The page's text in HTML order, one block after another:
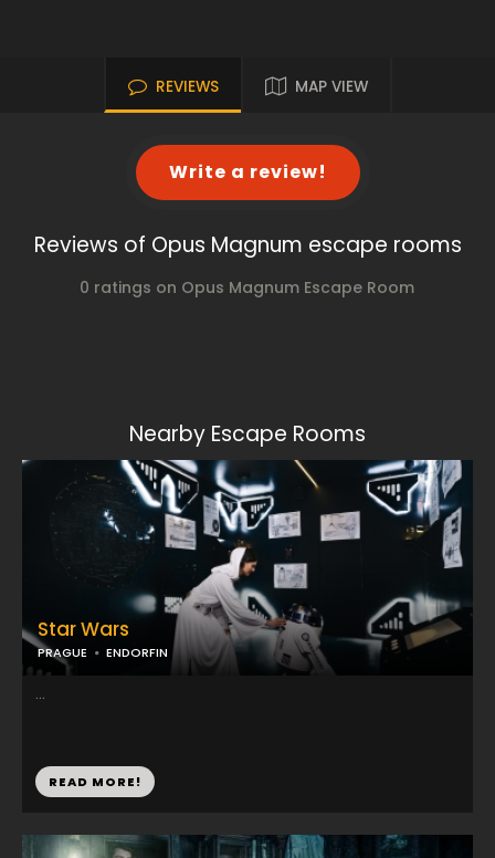
REVIEWS MAP VIEW
Write a review!
Reviews of Opus Magnum escape rooms
0 ratings on Opus Magnum Escape Room
Nearby Escape Rooms
Star Wars
PRAGUE ENDORFIN
...
READ MORE!